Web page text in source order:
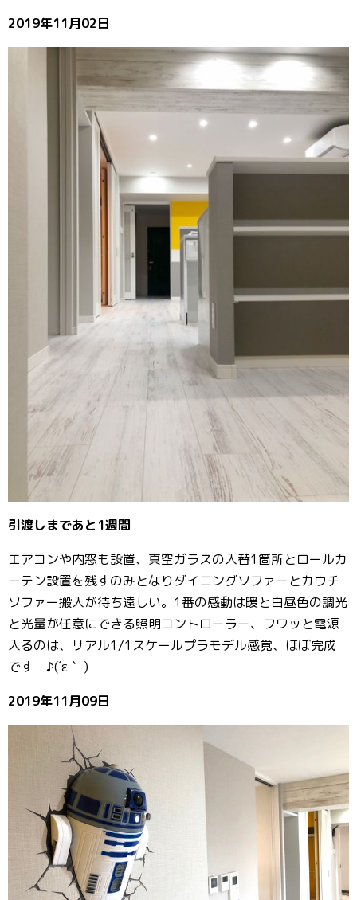
2019年11月02日
引渡しまであと1週間
エアコンや内窓も設置、真空ガラスの入替1箇所とロールカ
ーテン設置を残すのみとなりダイニングソファーとカウチ
ソファー搬入が待ち遠しい。1番の感動は暖と白昼色の調光
と光量が任意にできる照明コントローラー、フワッと電源
入るのは、リアル1/1スケールプラモデル感覚、ほぼ完成
です ♪(´ε｀ )
2019年11月09日